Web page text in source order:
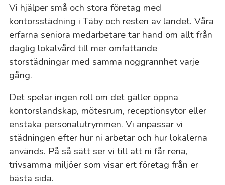
Vi hjälper små och stora företag med
kontorsstädning i Täby och resten av landet. Våra
erfarna seniora medarbetare tar hand om allt från
daglig lokalvård till mer omfattande
storstädningar med samma noggrannhet varje
gång.
Det spelar ingen roll om det gäller öppna
kontorslandskap, mötesrum, receptionsytor eller
enstaka personalutrymmen. Vi anpassar vi
städningen efter hur ni arbetar och hur lokalerna
används. På så sätt ser vi till att ni får rena,
trivsamma miljöer som visar ert företag från er
bästa sida.